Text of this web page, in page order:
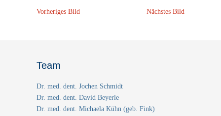
Vorheriges Bild Nächstes Bild
Team
Dr. med. dent. Jochen Schmidt
Dr. med. dent. David Beyerle
Dr. med. dent. Michaela Kühn (geb. Fink)